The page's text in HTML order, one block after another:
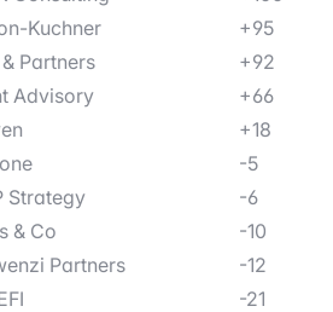
Kuchner
+95
Partners
+92
Advisory
+66
+18
-5
Strategy
-6
& Co
-10
Partners
-12
-21